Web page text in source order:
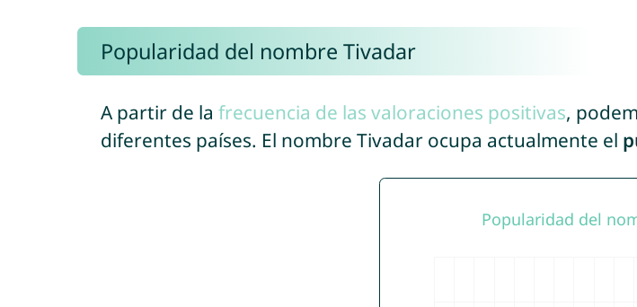
Popularidad del nombre Tivadar
A partir de la frecuencia de las valoraciones positivas,
diferentes países. El nombre Tivadar ocupa actualmente el